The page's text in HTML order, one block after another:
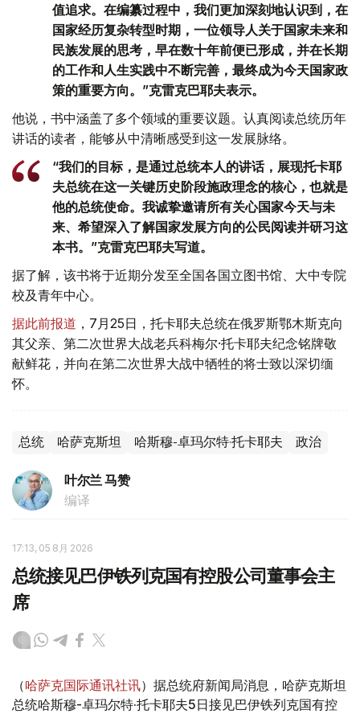
值追求。在编纂过程中，我们更加深刻地认识到，在
国家经历复杂转型时期，一位领导人关于国家未来和
民族发展的思考，早在数十年前便已形成，并在长期
的工作和人生实践中不断完善，最终成为今天国家政
策的重要方向。”克雷克巴耶夫表示。
他说，书中涵盖了多个领域的重要议题。认真阅读总统历年
讲话的读者，能够从中清晰感受到这一发展脉络。
“我们的目标，是通过总统本人的讲话，展现托卡耶
夫总统在这一关键历史阶段施政理念的核心，也就是
他的总统使命。我诚挚邀请所有关心国家今天与未
来、希望深入了解国家发展方向的公民阅读并研习这
本书。”克雷克巴耶夫写道。
据了解，该书将于近期分发至全国各国立图书馆、大中专院
校及青年中心。
据此前报道 ，7月25日，托卡耶夫总统在俄罗斯鄂木斯克向
其父亲、第二次世界大战老兵科梅尔·托卡耶夫纪念铭牌敬
献鲜花，并向在第二次世界大战中牺牲的将士致以深切缅
怀。
总统 哈萨克斯坦 哈斯穆-卓玛尔特·托卡耶夫 政治
叶尔兰 马赞
编译
17:13, 05 8月 2026
总统接见巴伊铁列克国有控股公司董事会主
席
（哈萨克国际通讯社讯）据总统府新闻局消息，哈萨克斯坦
总统哈斯穆-卓玛尔特·托卡耶夫5日接见巴伊铁列克国有控